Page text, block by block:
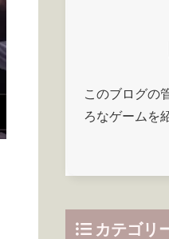
このブログの
ろなゲームを
カテゴリ